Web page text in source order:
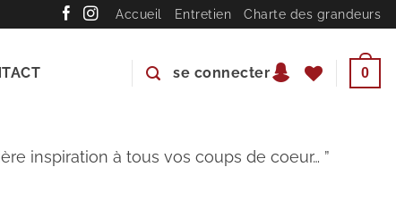
Accueil Entretien Charte des grandeurs
se connecter 0
inspiration à tous vos coups de coeur… ”